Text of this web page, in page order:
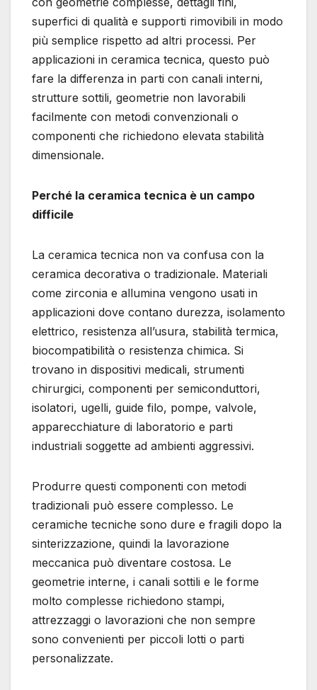
superfici di qualità e supporti rimovibili in modo
più semplice rispetto ad altri processi. Per
applicazioni in ceramica tecnica, questo può
fare la differenza in parti con canali interni,
strutture sottili, geometrie non lavorabili
facilmente con metodi convenzionali o
componenti che richiedono elevata stabilità
dimensionale.
Perché la ceramica tecnica è un campo
difficile
La ceramica tecnica non va confusa con la
ceramica decorativa o tradizionale. Materiali
come zirconia e allumina vengono usati in
applicazioni dove contano durezza, isolamento
elettrico, resistenza all’usura, stabilità termica,
biocompatibilità o resistenza chimica. Si
trovano in dispositivi medicali, strumenti
chirurgici, componenti per semiconduttori,
isolatori, ugelli, guide filo, pompe, valvole,
apparecchiature di laboratorio e parti
industriali soggette ad ambienti aggressivi.
Produrre questi componenti con metodi
tradizionali può essere complesso. Le
ceramiche tecniche sono dure e fragili dopo la
sinterizzazione, quindi la lavorazione
meccanica può diventare costosa. Le
geometrie interne, i canali sottili e le forme
molto complesse richiedono stampi,
attrezzaggi o lavorazioni che non sempre
sono convenienti per piccoli lotti o parti
personalizzate.